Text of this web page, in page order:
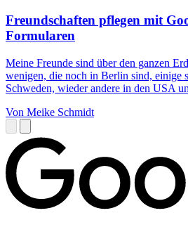
Freundschaften pflegen mit
Formularen
Meine Freunde sind über den ganzen
wenigen, die noch in Berlin sind, einige
Schweden, wieder andere in den USA
Von Meike Schmidt